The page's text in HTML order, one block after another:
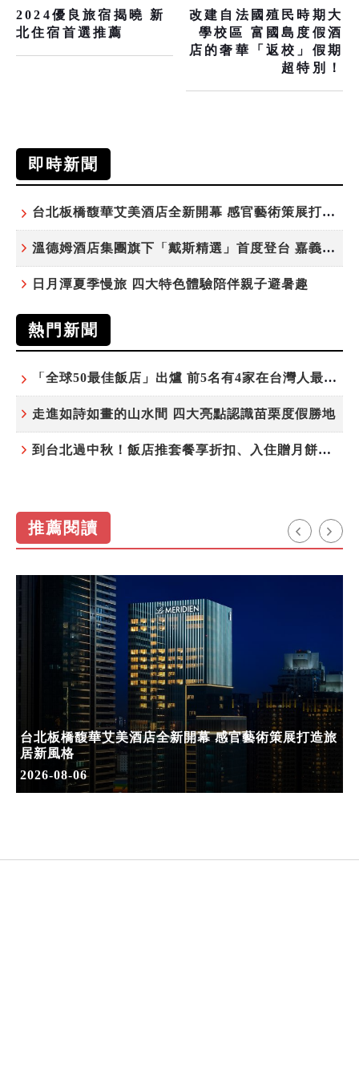
2024優良旅宿揭曉 新
北住宿首選推薦
改建自法國殖民時期大
學校區 富國島度假酒
店的奢華「返校」假期
超特別！
即時新聞
台北板橋馥華艾美酒店全新開幕 感官藝術策展打造旅居新風格
溫德姆酒店集團旗下「戴斯精選」首度登台 嘉義首店揭新幕
日月潭夏季慢旅 四大特色體驗陪伴親子避暑趣
熱門新聞
「全球50最佳飯店」出爐 前5名有4家在台灣人最常去的城市！
走進如詩如畫的山水間 四大亮點認識苗栗度假勝地
到台北過中秋！飯店推套餐享折扣、入住贈月餅禮盒
推薦閱讀
台北板橋馥華艾美酒店全新開幕 感官藝術策展打造旅
居新風格
2026-08-06